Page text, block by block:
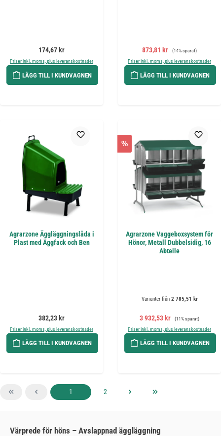
Ordinarie pris:
174,67 kr
Priser inkl. moms, plus leveranskostnader
LÄGG TILL I KUNDVAGNEN
Försäljningspris:
873,81 kr Ordinarie pris:
(14% sparat)
Priser inkl. moms, plus leveranskostnader
LÄGG TILL I KUNDVAGNEN
Agrarzone Äggläggningslåda i
Plast med Äggfack och Ben
Ordinarie pris:
382,23 kr
Priser inkl. moms, plus leveranskostnader
LÄGG TILL I KUNDVAGNEN
%
Agrarzone Vaggeboxsystem för
Hönor, Metall Dubbelsidig, 16
Abteile
Varianter från2 785,51 kr
Försäljningspris:
3 932,53 kr Ordinarie pris:
(11% sparat)
Priser inkl. moms, plus leveranskostnader
LÄGG TILL I KUNDVAGNEN
Sida
1 Sida
2
Värprede för höns – Avslappnad äggläggning